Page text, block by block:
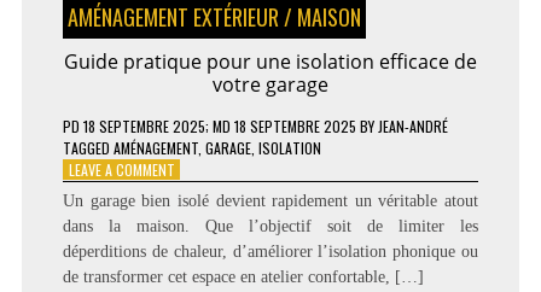
AMÉNAGEMENT EXTÉRIEUR/ MAISON
Guide pratique pour une isolation efficace de
votre garage
PD 18 SEPTEMBRE 2025; MD 18 SEPTEMBRE 2025 BY JEAN-ANDRÉ
TAGGED AMÉNAGEMENT, GARAGE, ISOLATION
LEAVE A COMMENTON
GUIDE
PRATIQUE
POUR
UNE
ISOLATION
Un garage bien isolé devient rapidement un véritable atout
dans la maison. Que l’objectif soit de limiter les
déperditions de chaleur, d’améliorer l’isolation phonique ou
de transformer cet espace en atelier confortable, […]